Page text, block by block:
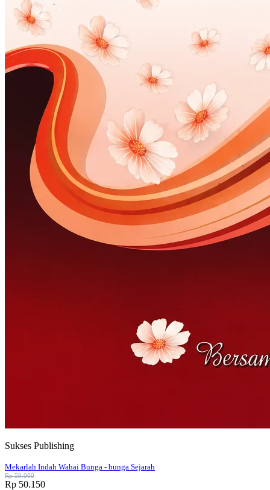
Sukses Publishing
Mekarlah Indah Wahai Bunga - bunga Sejarah
Rp 59.000
Rp 50.150